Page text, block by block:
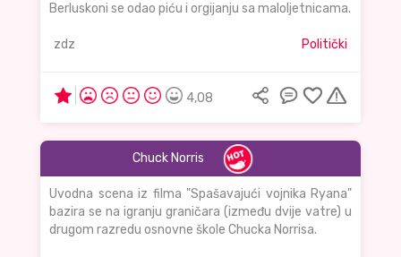
Berluskoni se odao piću i orgijanju sa maloljetnicama.
zdz Politički
4,08
Chuck Norris
Uvodna scena iz filma "Spašavajući vojnika Ryana"
bazira se na igranju graničara (između dvije vatre) u
drugom razredu osnovne škole Chucka Norrisa.